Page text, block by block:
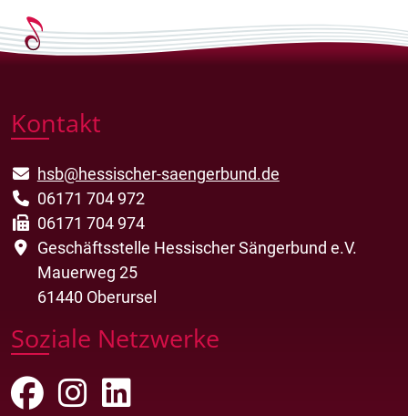
Kontakt
hsb@hessischer-saengerbund.de
06171 704 972
06171 704 974
Geschäftsstelle Hessischer Sängerbund e.V.
Mauerweg 25
61440 Oberursel
Soziale Netzwerke